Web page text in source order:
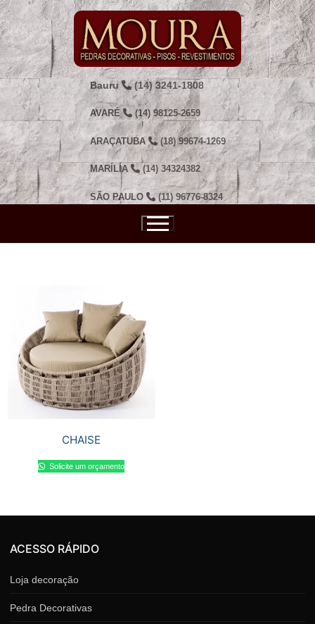
Pular
para
o
conteúdo
Bauru (14) 3241-1808
AVARÉ (14) 98125-2659
ARAÇATUBA (18) 99674-1269
MARÍLIA (14) 34324382
SÃO PAULO (11) 96776-8324
CHAISE
Solicite um orçamento
ACESSO RÁPIDO
Loja decoração
Pedra Decorativas